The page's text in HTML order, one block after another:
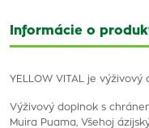
Informácie o
YELLOW VITAL je
Výživový doplnok s
Muira Puama, Všehoj